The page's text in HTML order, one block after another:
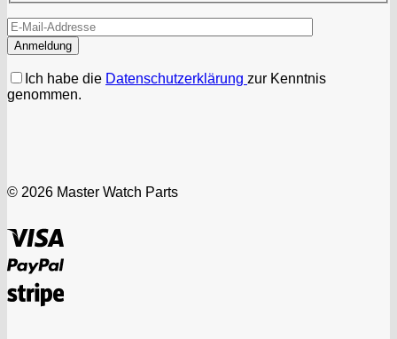
Ich habe die Datenschutzerklärung zur Kenntnis
genommen.
© 2026 Master Watch Parts
PayPal
Stripe